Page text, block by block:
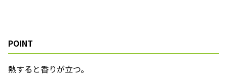
POINT
熱すると香りが立つ。